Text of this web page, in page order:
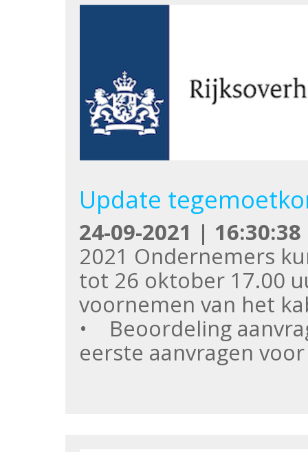
Update
24-09-2021 | 16:30:38
2021 Ondernemers
tot 26 oktober 17.00
voornemen van het
• Beoordeling
eerste aanvragen